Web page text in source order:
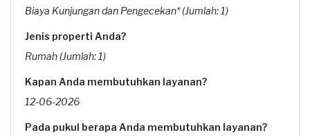
Biaya Kunjungan dan Pengecekan* (Jumlah: 1)
Jenis properti Anda?
Rumah (Jumlah: 1)
Kapan Anda membutuhkan layanan?
12-06-2026
Pada pukul berapa Anda membutuhkan layanan?